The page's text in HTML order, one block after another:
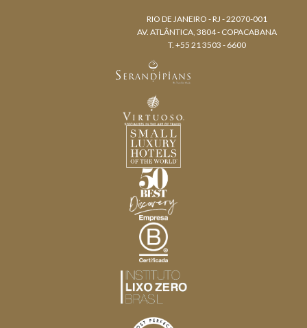
RIO DE JANEIRO - RJ - 22070-001
AV. ATLÂNTICA, 3804 - COPACABANA
T. +55 21 3503 - 6600